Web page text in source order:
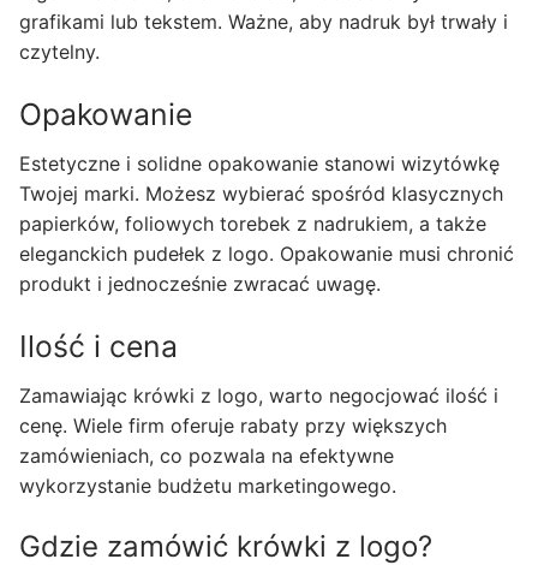
grafikami lub tekstem. Ważne, aby nadruk był trwały i
czytelny.
Opakowanie
Estetyczne i solidne opakowanie stanowi wizytówkę
Twojej marki. Możesz wybierać spośród klasycznych
papierków, foliowych torebek z nadrukiem, a także
eleganckich pudełek z logo. Opakowanie musi chronić
produkt i jednocześnie zwracać uwagę.
Ilość i cena
Zamawiając krówki z logo, warto negocjować ilość i
cenę. Wiele firm oferuje rabaty przy większych
zamówieniach, co pozwala na efektywne
wykorzystanie budżetu marketingowego.
Gdzie zamówić krówki z logo?